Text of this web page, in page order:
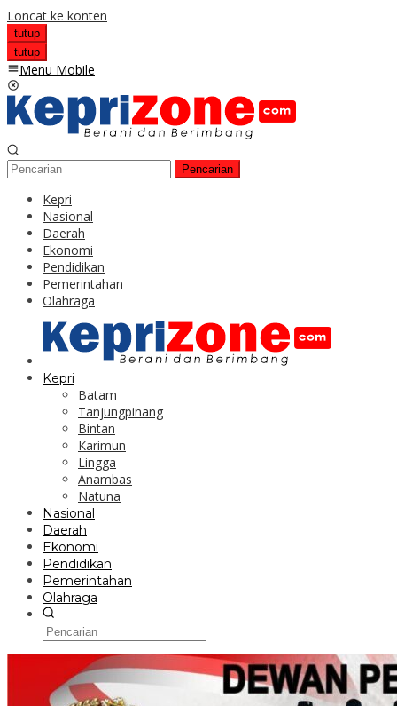
Loncat ke konten
tutup
tutup
Menu Mobile
Pencarian
Kepri
Nasional
Daerah
Ekonomi
Pendidikan
Pemerintahan
Olahraga
Kepri
Batam
Tanjungpinang
Bintan
Karimun
Lingga
Anambas
Natuna
Nasional
Daerah
Ekonomi
Pendidikan
Pemerintahan
Olahraga